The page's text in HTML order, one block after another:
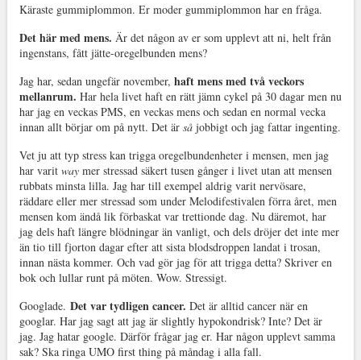
Käraste gummiplommon. Er moder gummiplommon har en fråga.
Det här med mens. Är det någon av er som upplevt att ni, helt från
ingenstans, fått jätte-oregelbunden mens?
Jag har, sedan ungefär november, haft mens med två veckors
mellanrum. Har hela livet haft en rätt jämn cykel på 30 dagar men nu
har jag en veckas PMS, en veckas mens och sedan en normal vecka
innan allt börjar om på nytt. Det är såjobbigt och jag fattar ingenting.
Vet ju att typ stress kan trigga oregelbundenheter i mensen, men jag
har varit waymer stressad säkert tusen gånger i livet utan att mensen
rubbats minsta lilla. Jag har till exempel aldrig varit nervösare,
räddare eller mer stressad som under Melodifestivalen förra året, men
mensen kom ändå lik förbaskat var trettionde dag. Nu däremot, har
jag dels haft längre blödningar än vanligt, och dels dröjer det inte mer
än tio till fjorton dagar efter att sista blodsdroppen landat i trosan,
innan nästa kommer. Och vad gör jag för att trigga detta? Skriver en
bok och lullar runt på möten. Wow. Stressigt.
Googlade. Det var tydligen cancer. Det är alltid cancer när en
googlar. Har jag sagt att jag är slightly hypokondrisk? Inte? Det är
jag. Jag hatar google. Därför frågar jag er. Har någon upplevt samma
sak? Ska ringa UMO first thing på måndag i alla fall.